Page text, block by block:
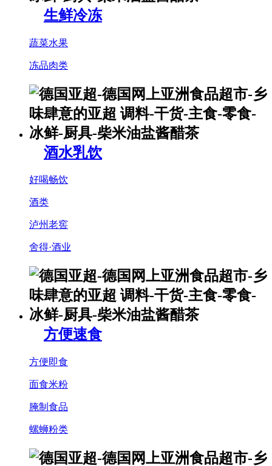
生鲜冷冻
蔬菜水果
冻品肉类
酒水乳饮
好喝畅饮
酒类
泸州老窖
舍得·酒业
方便速食
方便即食
面食米粉
腌制食品
螺蛳粉类